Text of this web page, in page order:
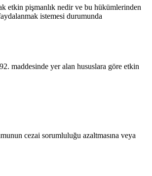
etkin pişmanlık nedir ve bu hükümlerinden
istemesi durumunda
maddesinde yer alan hususlara göre etkin
cezai sorumluluğu azaltmasına veya